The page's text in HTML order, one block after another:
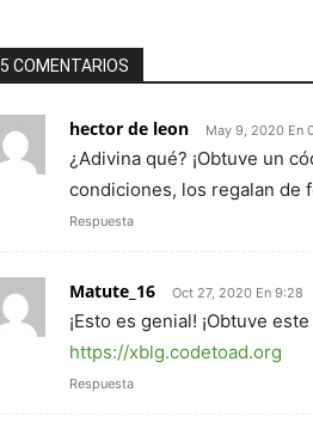
5 COMENTARIOS
hector de leon May 9, 2020 En
¿Adivina qué? ¡Obtuve un
condiciones, los regalan de
Respuesta
Matute_16 Oct 27, 2020 En 9:28
¡Esto es genial! ¡Obtuve
https://xblg.codetoad.org
Respuesta